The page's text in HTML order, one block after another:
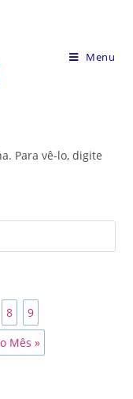
Menu
Para vê-lo, digite
8
9
Mês »